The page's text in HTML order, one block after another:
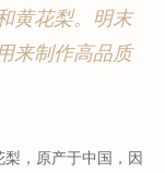
黄花梨。明末
来制作高品质
，原产于中国，因